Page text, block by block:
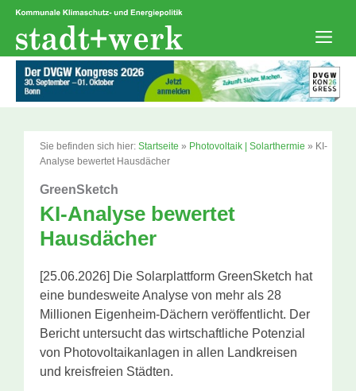
Zum
springen
Sie befinden sich hier: Startseite » Photovoltaik | Solarthermie » KI-
Analyse bewertet Hausdächer
GreenSketch
KI-Analyse bewertet
Hausdächer
[25.06.2026] Die Solarplattform GreenSketch hat
eine bundesweite Analyse von mehr als 28
Millionen Eigenheim-Dächern veröffentlicht. Der
Bericht untersucht das wirtschaftliche Potenzial
von Photovoltaikanlagen in allen Landkreisen
und kreisfreien Städten.